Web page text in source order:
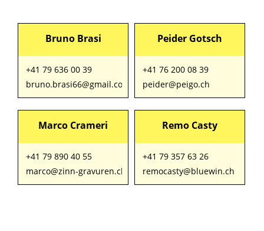
Bruno Brasi
+41 79 636 00 39
bruno.brasi66@gmail.com
Peider Gotsch
+41 76 200 08 39
peider@peigo.ch
Marco Crameri
+41 79 890 40 55
marco@zinn-gravuren.ch
Remo Casty
+41 79 357 63 26
remocasty@bluewin.ch